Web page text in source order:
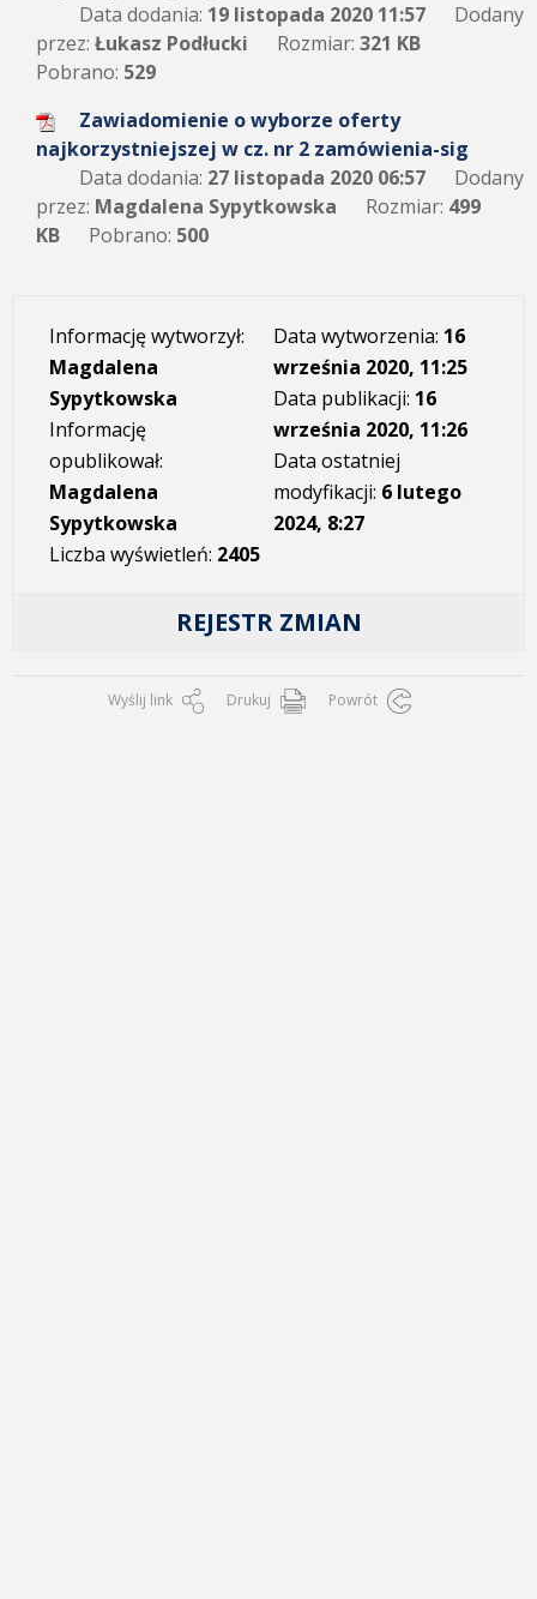
Data dodania: 19 listopada 2020 11:57
Dodany
przez: Łukasz Podłucki Rozmiar: 321 KB
Pobrano: 529
Zawiadomienie o wyborze oferty
najkorzystniejszej w cz. nr 2 zamówienia-sig
Data dodania: 27 listopada 2020 06:57
Dodany
przez: Magdalena Sypytkowska Rozmiar: 499
KB
Pobrano: 500
Informację wytworzył:
Magdalena
Sypytkowska
Informację
opublikował:
Magdalena
Sypytkowska
Liczba wyświetleń: 2405
Data wytworzenia: 16
września 2020, 11:25
Data publikacji: 16
września 2020, 11:26
Data ostatniej
modyfikacji: 6 lutego
2024, 8:27
REJESTR ZMIAN
Wyślij link Drukuj Powrót